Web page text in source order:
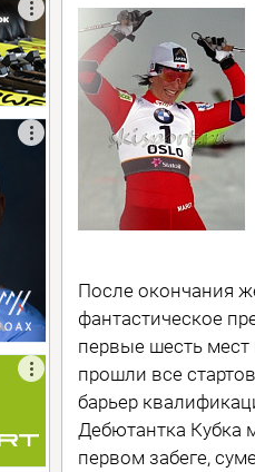
После окончания
фантастическое
первые шесть
прошли все
барьер
Дебютантка Кубка
первом забеге,